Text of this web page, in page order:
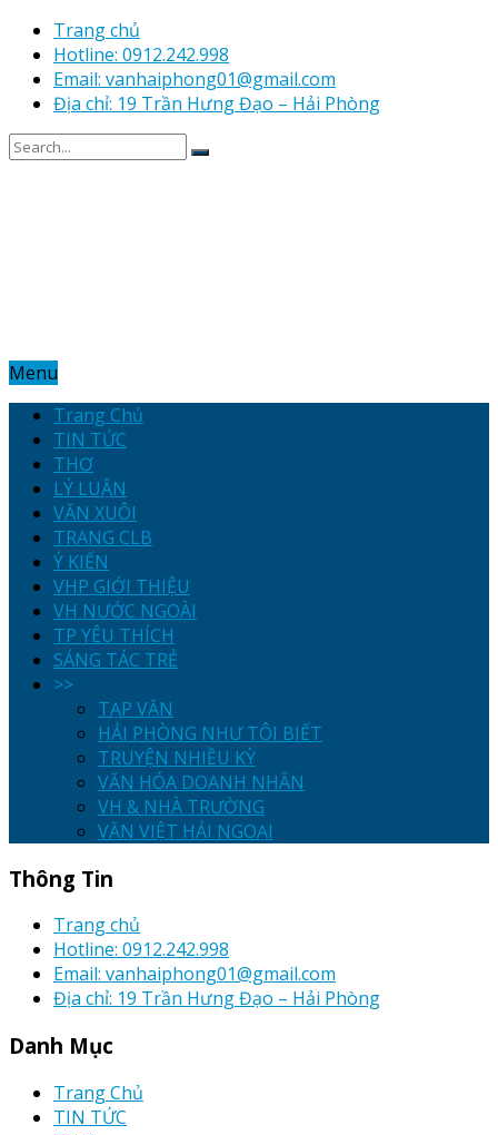
Trang chủ
Hotline: 0912.242.998
Email: vanhaiphong01@gmail.com
Địa chỉ: 19 Trần Hưng Đạo – Hải Phòng
Menu
Trang Chủ
TIN TỨC
THƠ
LÝ LUẬN
VĂN XUÔI
TRANG CLB
Ý KIẾN
VHP GIỚI THIỆU
VH NƯỚC NGOÀI
TP YÊU THÍCH
SÁNG TÁC TRẺ
>>
TẠP VĂN
HẢI PHÒNG NHƯ TÔI BIẾT
TRUYỆN NHIỀU KỲ
VĂN HÓA DOANH NHÂN
VH & NHÀ TRƯỜNG
VĂN VIỆT HẢI NGOẠI
Thông Tin
Trang chủ
Hotline: 0912.242.998
Email: vanhaiphong01@gmail.com
Địa chỉ: 19 Trần Hưng Đạo – Hải Phòng
Danh Mục
Trang Chủ
TIN TỨC